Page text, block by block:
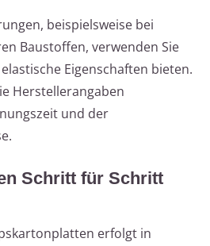
beispielsweise bei
Baustoffen, verwenden Sie
Eigenschaften bieten.
Herstellerangaben
und der
Schritt für Schritt
erfolgt in